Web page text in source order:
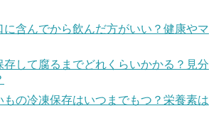
に含んでから飲んだ方がいい？健康やマ
存して腐るまでどれくらいかかる？見分
もの冷凍保存はいつまでもつ？栄養素は